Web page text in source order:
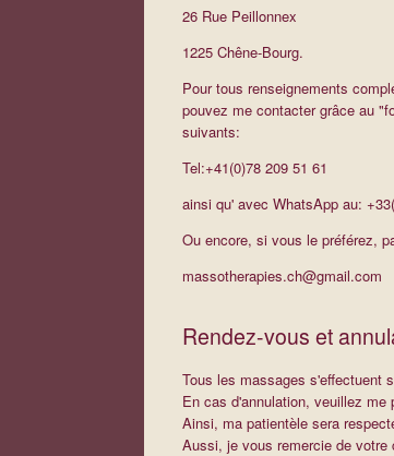
26 Rue Peillonnex
1225 Chêne-Bourg.
Pour tous renseignements
pouvez me contacter grâce au
suivants:
Tel:+41(0)78 209 51 61
ainsi qu' avec WhatsApp au:
Ou encore, si vous le préférez,
massotherapies.ch@gmail.com
Rendez-vous et
Tous les massages s'effectuent
En cas d'annulation, veuillez
Ainsi, ma patientèle sera
Aussi, je vous remercie de votre